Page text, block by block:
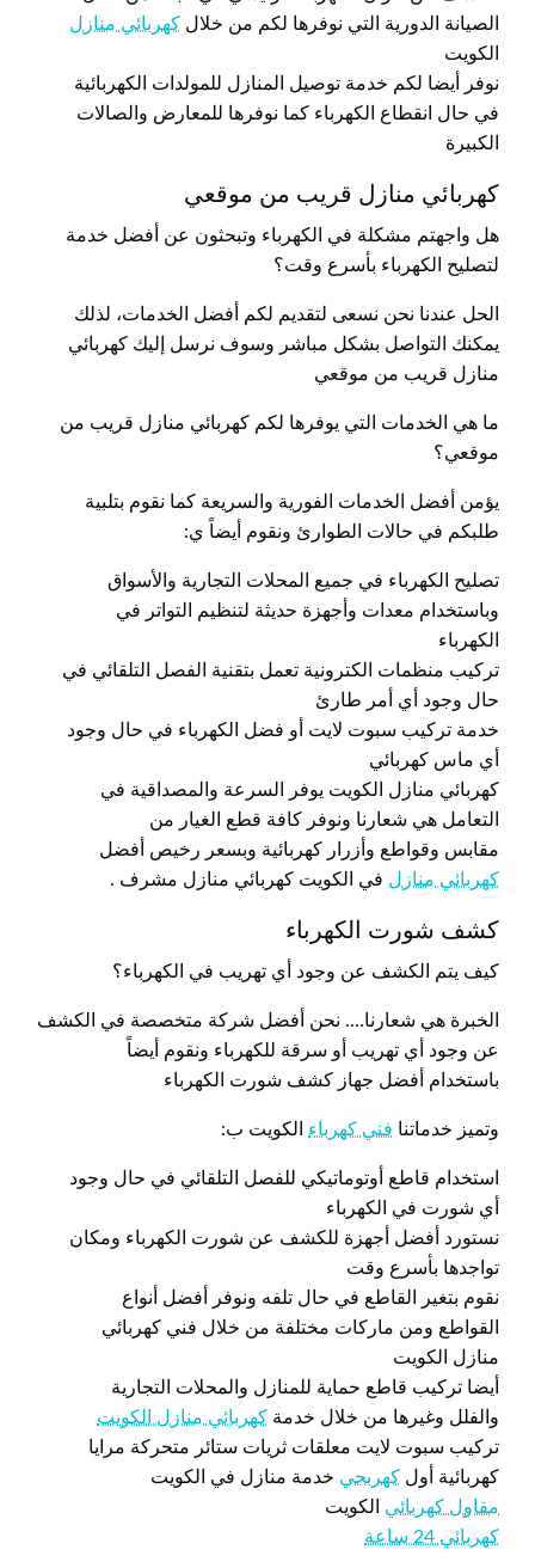
الصيانة الدورية التي نوفرها لكم من خلال كهربائي منازل
الكويت
نوفر أيضا لكم خدمة توصيل المنازل للمولدات الكهربائية
في حال انقطاع الكهرباء كما نوفرها للمعارض والصالات
الكبيرة
كهربائي منازل قريب من موقعي
هل واجهتم مشكلة في الكهرباء وتبحثون عن أفضل خدمة
لتصليح الكهرباء بأسرع وقت؟
الحل عندنا نحن نسعى لتقديم لكم أفضل الخدمات، لذلك
يمكنك التواصل بشكل مباشر وسوف نرسل إليك كهربائي
منازل قريب من موقعي
ما هي الخدمات التي يوفرها لكم كهربائي منازل قريب من
موقعي؟
يؤمن أفضل الخدمات الفورية والسريعة كما نقوم بتلبية
طلبكم في حالات الطوارئ ونقوم أيضاً ي:
تصليح الكهرباء في جميع المحلات التجارية والأسواق
وباستخدام معدات وأجهزة حديثة لتنظيم التواتر في
الكهرباء
تركيب منظمات الكترونية تعمل بتقنية الفصل التلقائي في
حال وجود أي أمر طارئ
خدمة تركيب سبوت لايت أو فضل الكهرباء في حال وجود
أي ماس كهربائي
كهربائي منازل الكويت يوفر السرعة والمصداقية في
التعامل هي شعارنا ونوفر كافة قطع الغيار من
مقابس وقواطع وأزرار كهربائية وبسعر رخيص أفضل
كهربائي منازل في الكويت كهربائي منازل مشرف .
كشف شورت الكهرباء
كيف يتم الكشف عن وجود أي تهريب في الكهرباء؟
الخبرة هي شعارنا…. نحن أفضل شركة متخصصة في الكشف
عن وجود أي تهريب أو سرقة للكهرباء ونقوم أيضاً
باستخدام أفضل جهاز كشف شورت الكهرباء
وتميز خدماتنا فني كهرباء الكويت ب:
استخدام قاطع أوتوماتيكي للفصل التلقائي في حال وجود
أي شورت في الكهرباء
نستورد أفضل أجهزة للكشف عن شورت الكهرباء ومكان
تواجدها بأسرع وقت
نقوم بتغير القاطع في حال تلفه ونوفر أفضل أنواع
القواطع ومن ماركات مختلفة من خلال فني كهربائي
منازل الكويت
أيضا تركيب قاطع حماية للمنازل والمحلات التجارية
والفلل وغيرها من خلال خدمة كهربائي منازل الكويت
تركيب سبوت لايت معلقات ثريات ستائر متحركة مرايا
كهربائية أول كهربجي خدمة منازل في الكويت
مقاول كهربائي الكويت
كهربائي 24 ساعة